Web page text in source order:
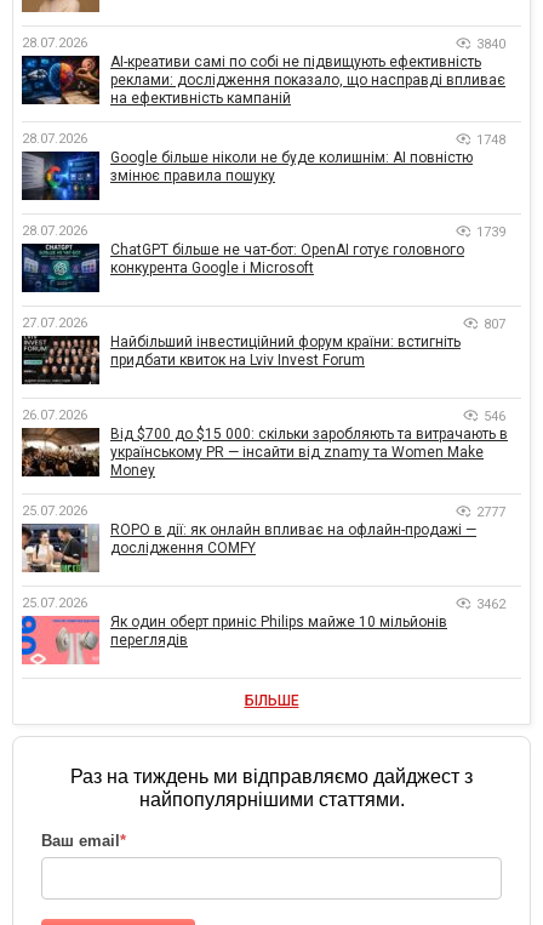
28.07.2026 3840
AI-креативи самі по собі не підвищують ефективність
реклами: дослідження показало, що насправді впливає
на ефективність кампаній
28.07.2026 1748
Google більше ніколи не буде колишнім: AI повністю
змінює правила пошуку
28.07.2026 1739
ChatGPT більше не чат-бот: OpenAI готує головного
конкурента Google і Microsoft
27.07.2026 807
Найбільший інвестиційний форум країни: встигніть
придбати квиток на Lviv Invest Forum
26.07.2026 546
Від $700 до $15 000: скільки заробляють та витрачають в
українському PR — інсайти від znamy та Women Make
Money
25.07.2026 2777
ROPO в дії: як онлайн впливає на офлайн-продажі —
дослідження COMFY
25.07.2026 3462
Як один оберт приніс Philips майже 10 мільйонів
переглядів
БІЛЬШЕ
Раз на тиждень ми відправляємо дайджест з
найпопулярнішими статтями.
Ваш email *